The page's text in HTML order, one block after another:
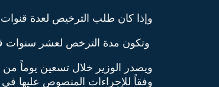
وإذا كان طلب الترخيص لعدة
وتكون مدة الترخص لعشر سنوات
ويصدر الوزير خلال تسعين يوماً من
وفقاً للإجراءات المنصوص عليها في أحكام المرسوم بقانون رقم 20 لسنة 1981